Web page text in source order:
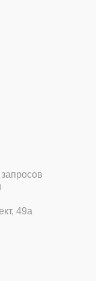
49а